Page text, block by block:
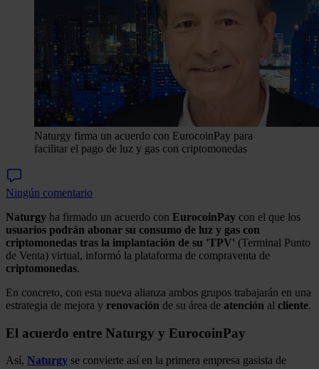
Naturgy firma un acuerdo con EurocoinPay para
facilitar el pago de luz y gas con criptomonedas
Ningún comentario
Naturgy ha firmado un acuerdo con EurocoinPay con el que los
usuarios podrán abonar su consumo de luz y gas con
criptomonedas tras la implantación de su 'TPV' (Terminal Punto
de Venta) virtual, informó la plataforma de compraventa de
criptomonedas.
En concreto, con esta nueva alianza ambos grupos trabajarán en una
estrategia de mejora y renovación de su área de atención al cliente.
El acuerdo entre Naturgy y EurocoinPay
Así, Naturgy se convierte así en la primera empresa gasista de